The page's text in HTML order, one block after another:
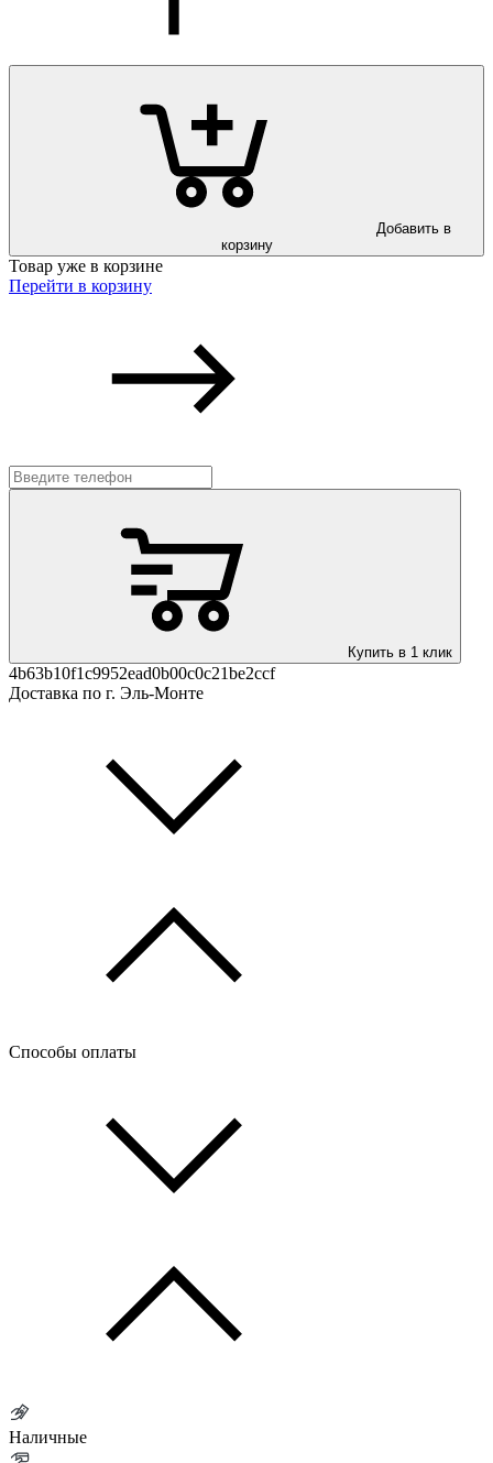
корзину
Товар уже в корзине
Перейти в корзину
Купить в 1 клик
4b63b10f1c9952ead0b00c0c21be2ccf
Доставка по г. Эль-Монте
Способы оплаты
Наличные